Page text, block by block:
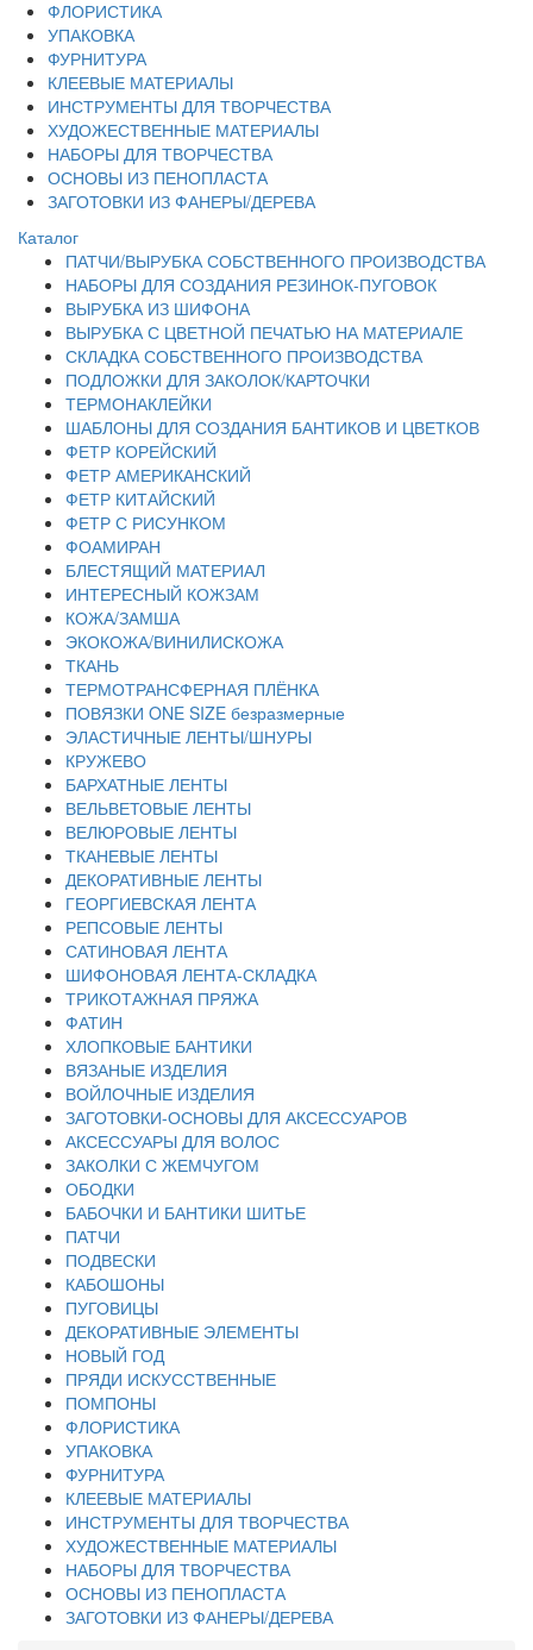
ФЛОРИСТИКА
УПАКОВКА
ФУРНИТУРА
КЛЕЕВЫЕ МАТЕРИАЛЫ
ИНСТРУМЕНТЫ ДЛЯ ТВОРЧЕСТВА
ХУДОЖЕСТВЕННЫЕ МАТЕРИАЛЫ
НАБОРЫ ДЛЯ ТВОРЧЕСТВА
ОСНОВЫ ИЗ ПЕНОПЛАСТА
ЗАГОТОВКИ ИЗ ФАНЕРЫ/ДЕРЕВА
Каталог
ПАТЧИ/ВЫРУБКА СОБСТВЕННОГО ПРОИЗВОДСТВА
НАБОРЫ ДЛЯ СОЗДАНИЯ РЕЗИНОК-ПУГОВОК
ВЫРУБКА ИЗ ШИФОНА
ВЫРУБКА С ЦВЕТНОЙ ПЕЧАТЬЮ НА МАТЕРИАЛЕ
СКЛАДКА СОБСТВЕННОГО ПРОИЗВОДСТВА
ПОДЛОЖКИ ДЛЯ ЗАКОЛОК/КАРТОЧКИ
ТЕРМОНАКЛЕЙКИ
ШАБЛОНЫ ДЛЯ СОЗДАНИЯ БАНТИКОВ И ЦВЕТКОВ
ФЕТР КОРЕЙСКИЙ
ФЕТР АМЕРИКАНСКИЙ
ФЕТР КИТАЙСКИЙ
ФЕТР С РИСУНКОМ
ФОАМИРАН
БЛЕСТЯЩИЙ МАТЕРИАЛ
ИНТЕРЕСНЫЙ КОЖЗАМ
КОЖА/ЗАМША
ЭКОКОЖА/ВИНИЛИСКОЖА
ТКАНЬ
ТЕРМОТРАНСФЕРНАЯ ПЛЁНКА
ПОВЯЗКИ ONE SIZE безразмерные
ЭЛАСТИЧНЫЕ ЛЕНТЫ/ШНУРЫ
КРУЖЕВО
БАРХАТНЫЕ ЛЕНТЫ
ВЕЛЬВЕТОВЫЕ ЛЕНТЫ
ВЕЛЮРОВЫЕ ЛЕНТЫ
ТКАНЕВЫЕ ЛЕНТЫ
ДЕКОРАТИВНЫЕ ЛЕНТЫ
ГЕОРГИЕВСКАЯ ЛЕНТА
РЕПСОВЫЕ ЛЕНТЫ
САТИНОВАЯ ЛЕНТА
ШИФОНОВАЯ ЛЕНТА-СКЛАДКА
ТРИКОТАЖНАЯ ПРЯЖА
ФАТИН
ХЛОПКОВЫЕ БАНТИКИ
ВЯЗАНЫЕ ИЗДЕЛИЯ
ВОЙЛОЧНЫЕ ИЗДЕЛИЯ
ЗАГОТОВКИ-ОСНОВЫ ДЛЯ АКСЕССУАРОВ
АКСЕССУАРЫ ДЛЯ ВОЛОС
ЗАКОЛКИ С ЖЕМЧУГОМ
ОБОДКИ
БАБОЧКИ И БАНТИКИ ШИТЬЕ
ПАТЧИ
ПОДВЕСКИ
КАБОШОНЫ
ПУГОВИЦЫ
ДЕКОРАТИВНЫЕ ЭЛЕМЕНТЫ
НОВЫЙ ГОД
ПРЯДИ ИСКУССТВЕННЫЕ
ПОМПОНЫ
ФЛОРИСТИКА
УПАКОВКА
ФУРНИТУРА
КЛЕЕВЫЕ МАТЕРИАЛЫ
ИНСТРУМЕНТЫ ДЛЯ ТВОРЧЕСТВА
ХУДОЖЕСТВЕННЫЕ МАТЕРИАЛЫ
НАБОРЫ ДЛЯ ТВОРЧЕСТВА
ОСНОВЫ ИЗ ПЕНОПЛАСТА
ЗАГОТОВКИ ИЗ ФАНЕРЫ/ДЕРЕВА